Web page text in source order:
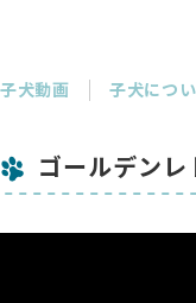
子犬動画 子犬につ
ゴールデン